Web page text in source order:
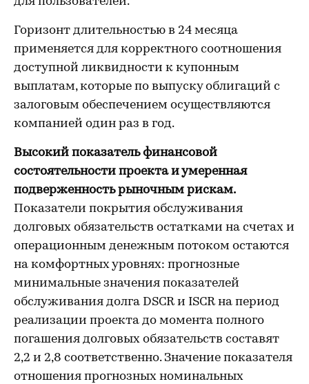
Горизонт длительностью в 24 месяца
применяется для корректного соотношения
доступной ликвидности к купонным
выплатам, которые по выпуску облигаций с
залоговым обеспечением осуществляются
компанией один раз в год.
Высокий показатель финансовой
состоятельности проекта и умеренная
подверженность рыночным рискам.
Показатели покрытия обслуживания
долговых обязательств остатками на счетах и
операционным денежным потоком остаются
на комфортных уровнях: прогнозные
минимальные значения показателей
обслуживания долга DSCR и ISCR на период
реализации проекта до момента полного
погашения долговых обязательств составят
2,2 и 2,8 соответственно. Значение показателя
отношения прогнозных номинальных